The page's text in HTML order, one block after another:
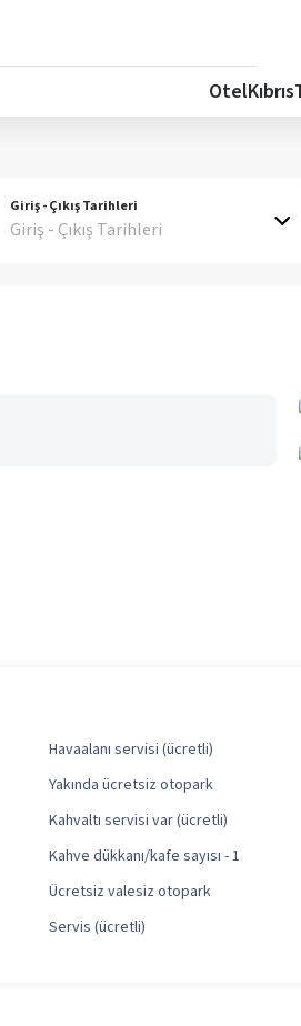
OtelKıbrıs
Giriş - Çıkış Tarihleri
Giriş - Çıkış Tarihleri
Havaalanı servisi (ücretli)
Yakında ücretsiz otopark
Kahvaltı servisi var (ücretli)
Kahve dükkanı/kafe sayısı - 1
Ücretsiz valesiz otopark
Servis (ücretli)